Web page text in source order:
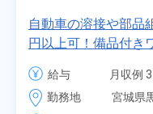
自動車の溶接や部品
円以上可！備品付き
社負担★人気の土日
車・バイク通勤可！
応募OK★《宮城県大
給与
月収例
時給
勤務地
宮城県